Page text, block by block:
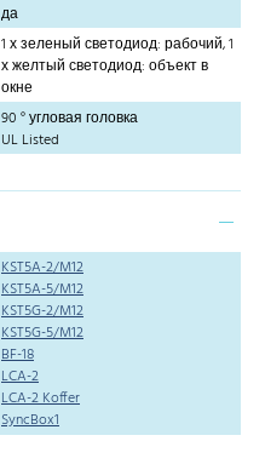
да
1 х зеленый светодиод: рабочий, 1
х желтый светодиод: объект в
окне
90 ° угловая головка
UL Listed
KST5A-2/M12
KST5A-5/M12
KST5G-2/M12
KST5G-5/M12
BF-18
LCA-2
LCA-2 Koffer
SyncBox1